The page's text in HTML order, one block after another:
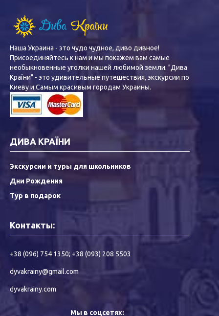
Наша Украина - это чудо чудное, диво дивное!
Присоединяйтесь к нам и мы покажем вам самые
необыкновенные уголки нашей любимой земли. "Дива
Країни" - это удивительные путешествия, экскурсии по
Киеву и Самым красивым городам Украины.
ДИВА КРАЇНИ
Экскурсии и туры для школьников
Дни Рождения
Тур в подарок
Контакты:
+38 (096) 754 1350; +38 (093) 208 5503
dyvakrainy@gmail.com
dyvakrainy.com
Мы в соцсетях: